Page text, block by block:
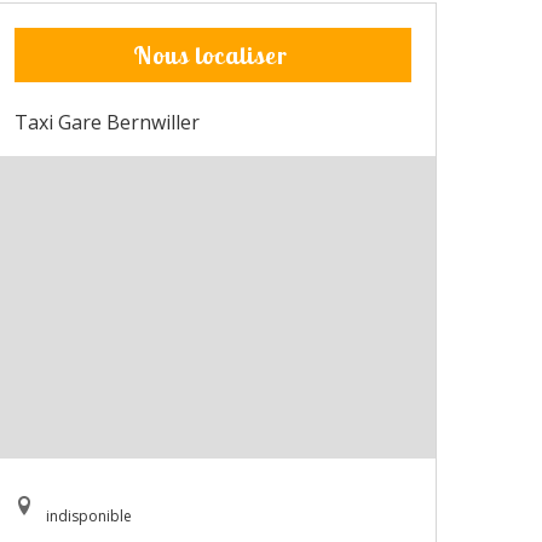
Nous localiser
Taxi Gare Bernwiller
indisponible